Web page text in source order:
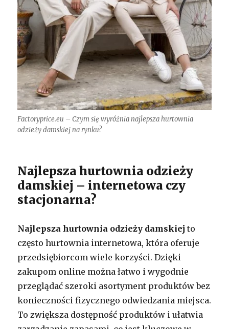
Factoryprice.eu – Czym się wyróżnia najlepsza hurtownia
odzieży damskiej na rynku?
Najlepsza hurtownia odzieży
damskiej – internetowa czy
stacjonarna?
Najlepsza hurtownia odzieży damskiej to
często hurtownia internetowa, która oferuje
przedsiębiorcom wiele korzyści. Dzięki
zakupom online można łatwo i wygodnie
przeglądać szeroki asortyment produktów bez
konieczności fizycznego odwiedzania miejsca.
To zwiększa dostępność produktów i ułatwia